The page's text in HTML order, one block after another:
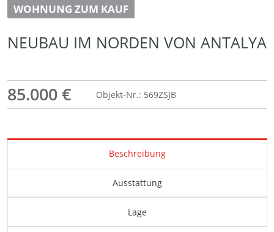
WOHNUNG ZUM KAUF
NEUBAU IM NORDEN VON ANTALYA
85.000 € Objekt-Nr.: 569ZSJB
Beschreibung
Ausstattung
Lage